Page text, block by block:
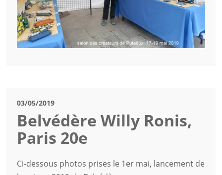
03/05/2019
Belvédère Willy Ronis,
Paris 20e
Ci-dessous photos prises le 1er mai, lancement de